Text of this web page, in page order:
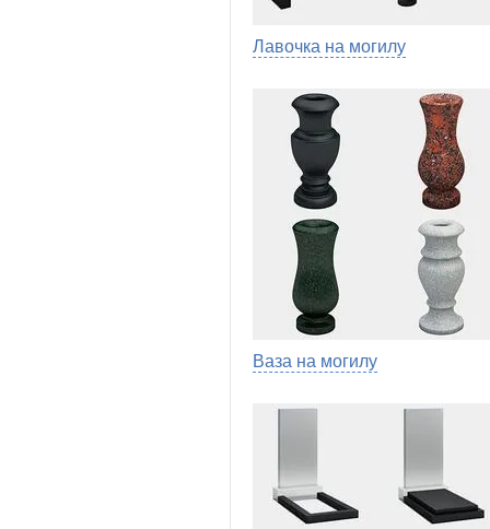
Лавочка на могилу
Ваза на могилу